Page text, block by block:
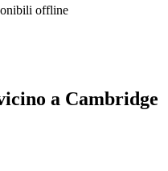
offline
a Cambridge